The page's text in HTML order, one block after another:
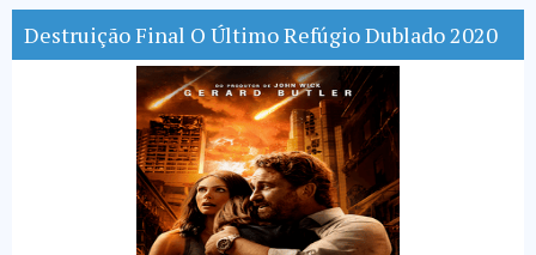
Destruição Final O Último Refúgio Dublado 2020